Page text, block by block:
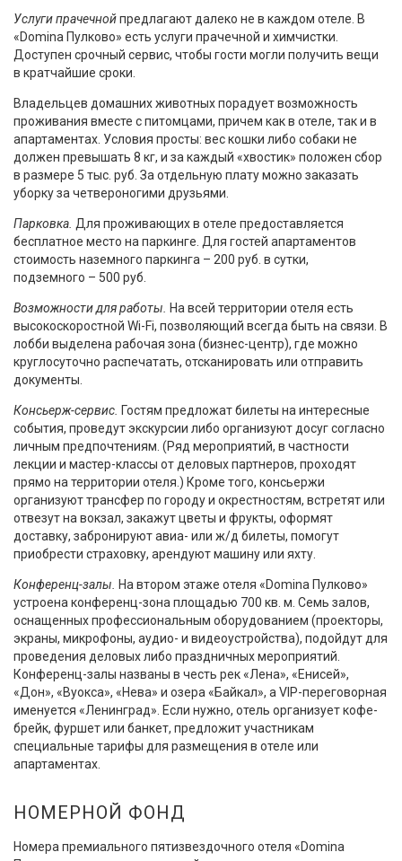
Услуги прачечнойпредлагают далеко не в каждом отеле. В
«Domina Пулково» есть услуги прачечной и химчистки.
Доступен срочный сервис, чтобы гости могли получить вещи
в кратчайшие сроки.
Владельцев домашних животных порадует возможность
проживания вместе с питомцами, причем как в отеле, так и в
апартаментах. Условия просты: вес кошки либо собаки не
должен превышать 8 кг, и за каждый «хвостик» положен сбор
в размере 5 тыс. руб. За отдельную плату можно заказать
уборку за четвероногими друзьями.
Парковка. Для проживающих в отеле предоставляется
бесплатное место на паркинге. Для гостей апартаментов
стоимость наземного паркинга – 200 руб. в сутки,
подземного – 500 руб.
Возможности для работы. На всей территории отеля есть
высокоскоростной Wi-Fi, позволяющий всегда быть на связи. В
лобби выделена рабочая зона (бизнес-центр), где можно
круглосуточно распечатать, отсканировать или отправить
документы.
Консьерж-сервис. Гостям предложат билеты на интересные
события, проведут экскурсии либо организуют досуг согласно
личным предпочтениям. (Ряд мероприятий, в частности
лекции и мастер-классы от деловых партнеров, проходят
прямо на территории отеля.) Кроме того, консьержи
организуют трансфер по городу и окрестностям, встретят или
отвезут на вокзал, закажут цветы и фрукты, оформят
доставку, забронируют авиа- или ж/д билеты, помогут
приобрести страховку, арендуют машину или яхту.
Конференц-залы. На втором этаже отеля «Domina Пулково»
устроена конференц-зона площадью 700 кв. м. Семь залов,
оснащенных профессиональным оборудованием (проекторы,
экраны, микрофоны, аудио- и видеоустройства), подойдут для
проведения деловых либо праздничных мероприятий.
Конференц-залы названы в честь рек «Лена», «Енисей»,
«Дон», «Вуокса», «Нева» и озера «Байкал», а VIP-переговорная
именуется «Ленинград». Если нужно, отель организует кофе-
брейк, фуршет или банкет, предложит участникам
специальные тарифы для размещения в отеле или
апартаментах.
НОМЕРНОЙ ФОНД
Номера премиального пятизвездочного отеля «Domina